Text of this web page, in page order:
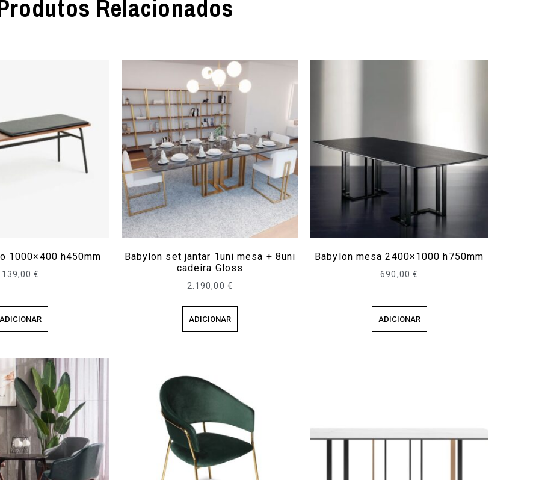
Relacionados
1000×400 h450mm
139,00€
ADICIONAR
Babylon set jantar 1uni mesa + 8uni
cadeira Gloss
2.190,00 €
ADICIONAR
Babylon mesa 2400×1000 h750mm
690,00 €
ADICIONAR